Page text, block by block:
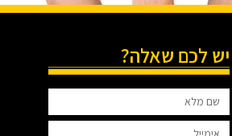
יש לכם שאלה?